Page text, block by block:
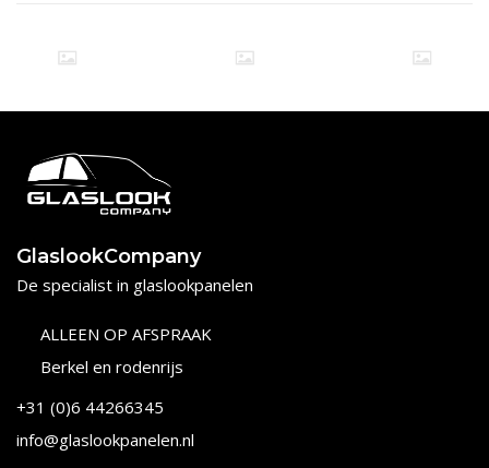
GlaslookCompany
De specialist in glaslookpanelen
ALLEEN OP AFSPRAAK
Berkel en rodenrijs
+31 (0)6 44266345
info@glaslookpanelen.nl